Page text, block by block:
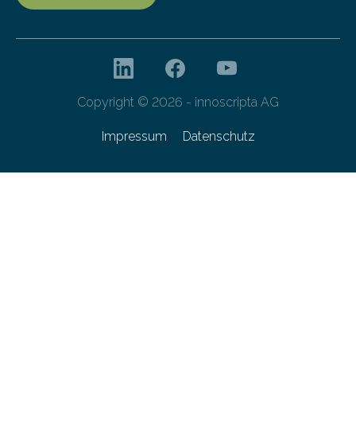
Copyright © 2026 - innoscripta AG
Impressum Datenschutz